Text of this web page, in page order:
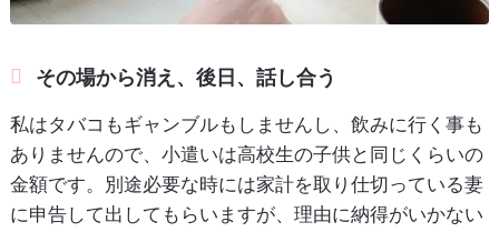
その場から消え、後日、話し合う
私はタバコもギャンブルもしませんし、飲みに行く事も
ありませんので、小遣いは高校生の子供と同じくらいの
金額です。別途必要な時には家計を取り仕切っている妻
に申告して出してもらいますが、理由に納得がいかない